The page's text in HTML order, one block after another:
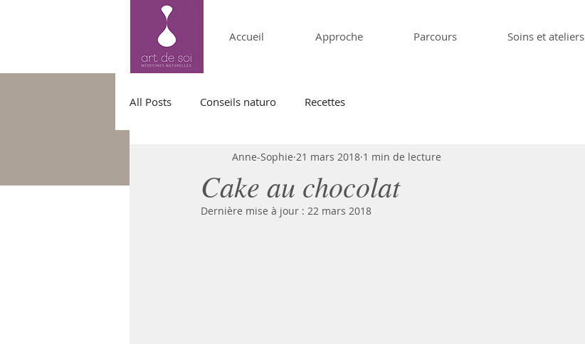
Accueil Approche Parcours Soins et ateliers
All Posts Conseils naturo Recettes
Cake au chocolat
Anne-Sophie 21 mars 2018 1 min de lecture
Dernière mise à jour : 22 mars 2018